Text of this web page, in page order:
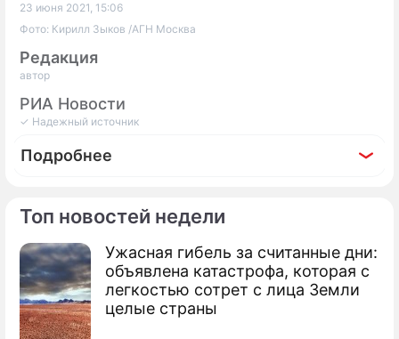
Топ новостей недели
Ужасная гибель за считанные дни:
объявлена катастрофа, которая с
легкостью сотрет с лица Земли
целые страны
23 июня 2021, 15:06
Фото: Кирилл Зыков /АГН Москва
Редакция
автор
РИА Новости
✓ Надежный источник
Подробнее
Фоторепортаж
Насколько эффективны медицинские
перчатки от коронавируса